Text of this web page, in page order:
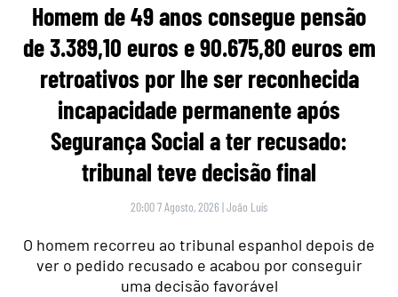
Homem de 49 anos consegue pensão
de 3.389,10 euros e 90.675,80 euros em
retroativos por lhe ser reconhecida
incapacidade permanente após
Segurança Social a ter recusado:
tribunal teve decisão final
20:00 7 Agosto, 2026 |João Luís
O homem recorreu ao tribunal espanhol depois de
ver o pedido recusado e acabou por conseguir
uma decisão favorável